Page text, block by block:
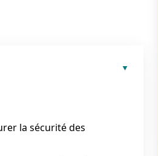
la sécurité des